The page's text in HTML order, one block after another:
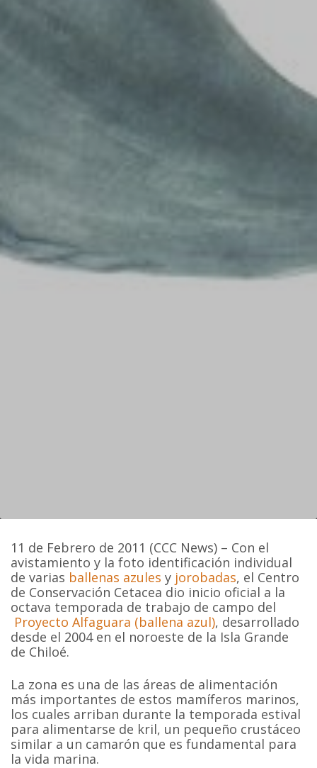
11 de Febrero de 2011 (CCC News) – Con el
avistamiento y la foto identificación individual
de varias ballenas azules y jorobadas, el Centro
de Conservación Cetacea dio inicio oficial a la
octava temporada de trabajo de campo del
Proyecto Alfaguara (ballena azul), desarrollado
desde el 2004 en el noroeste de la Isla Grande
de Chiloé.
La zona es una de las áreas de alimentación
más importantes de estos mamíferos marinos,
los cuales arriban durante la temporada estival
para alimentarse de kril, un pequeño crustáceo
similar a un camarón que es fundamental para
la vida marina.